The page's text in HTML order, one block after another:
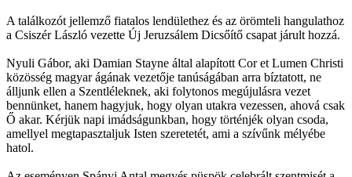
A találkozót jellemző fiatalos lendülethez és az örömteli hangulathoz
a Csiszér László vezette Új Jeruzsálem Dicsőítő csapat járult hozzá.
Nyuli Gábor, aki Damian Stayne által alapított Cor et Lumen Christi
közösség magyar ágának vezetője tanúságában arra bíztatott, ne
álljunk ellen a Szentléleknek, aki folytonos megújulásra vezet
bennünket, hanem hagyjuk, hogy olyan utakra vezessen, ahová csak
Ő akar. Kérjük napi imádságunkban, hogy történjék olyan csoda,
amellyel megtapasztaljuk Isten szeretetét, ami a szívűnk mélyébe
hatol.